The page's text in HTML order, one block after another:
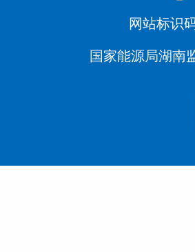
网站标识
国家能源局湖南